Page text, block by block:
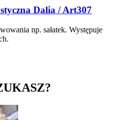
Dalia / Art307
np. sałatek. Występuje